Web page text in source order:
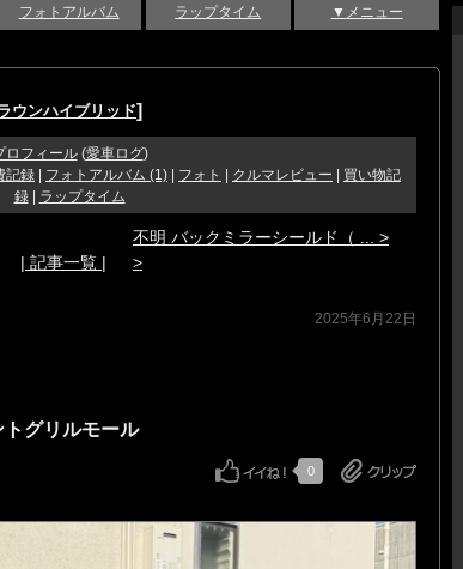
フォトアルバム ラップタイム ▼メニュー
ウンハイブリッド]
ロフィール(愛車ログ)
記録 フォトアルバム (1) フォト クルマレビュー
買い物記
録| ラップタイム
| 記事一覧 |
不明 バックミラーシールド（ ... >
>
2025年6月22日
トグリルモール
0